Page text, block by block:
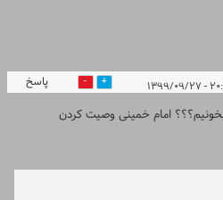
۰۹/۲۷ 0 پاسخ
امام خمینی وصیت کردن